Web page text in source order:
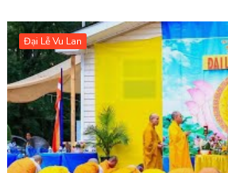
Đại Lễ Vu Lan